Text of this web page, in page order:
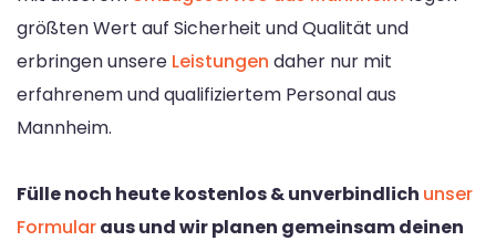
größten Wert auf Sicherheit und Qualität und
erbringen unsere Leistungen daher nur mit
erfahrenem und qualifiziertem Personal aus
Mannheim.
Fülle noch heute kostenlos & unverbindlich unser
Formularaus und wir planen gemeinsam deinen